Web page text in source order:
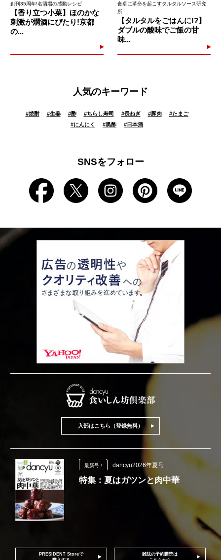
創刊35周年!名酒場の感動レシピ
【香り立つ小菜】ほのかな
刺激が燗酒にぴたり!京都
の...
食卓に革命を起こすタルタルソース研究
所
【タルタルをごはんに!?】
ダブルの酸味でご飯の甘
味...
人気のキーワード
#焼酎 #生姜 #酢 #ちらし寿司 #長ねぎ #豚肉 #たまご
#にんにく #黒酢 #日本酒
SNSをフォロー
入部はこちら（登録無料）
最新号！ dancyu2026年夏号
特集：夏はガツンと肉中華
PRESIDENT Storeで
雑誌の予約購読は